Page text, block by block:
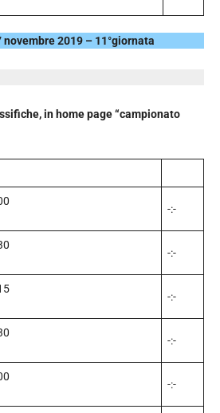
2019 – 11°giornata
in home page “campionato
-:-
-:-
-:-
-:-
-:-